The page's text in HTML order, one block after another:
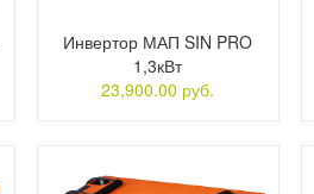
Инвертор МАП SIN PRO
1,3кВт
23,900.00 руб.